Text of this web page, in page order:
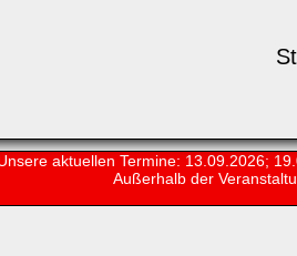
aktuellen Termine: 13.09.2026;
Außerhalb der